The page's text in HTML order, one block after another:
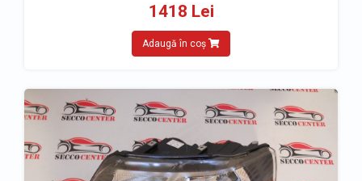
1418 Lei
Adaugă în coș